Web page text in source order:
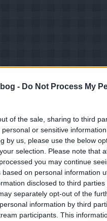
- Do Not Process My
of the sale, sharing to third
or sensitive
by us, please use the below
selection. Please note that
you may continue
based on personal information
disclosed to third parties
separately opt-out of the
information by third
participants. This
:Æg- Hønseæg
gismo
03-23
08-05